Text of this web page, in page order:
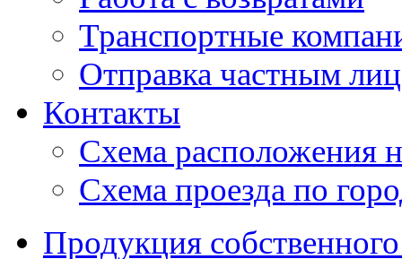
Транспортные
Отправка частным
Контакты
Схема расположения
Схема проезда по
Продукция